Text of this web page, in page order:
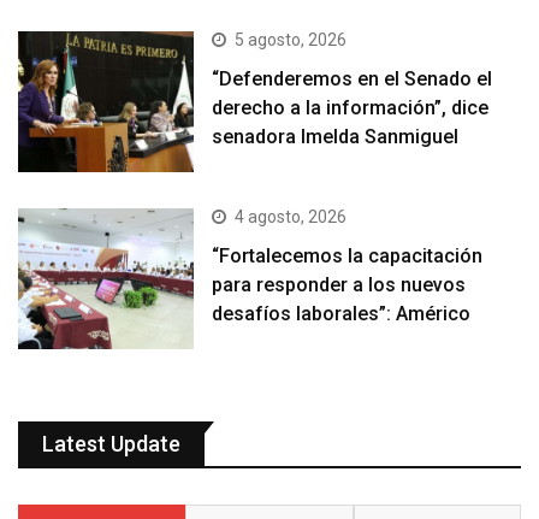
5 agosto, 2026
“Defenderemos en el Senado el
derecho a la información”, dice
senadora Imelda Sanmiguel
4 agosto, 2026
“Fortalecemos la capacitación
para responder a los nuevos
desafíos laborales”: Américo
Latest Update